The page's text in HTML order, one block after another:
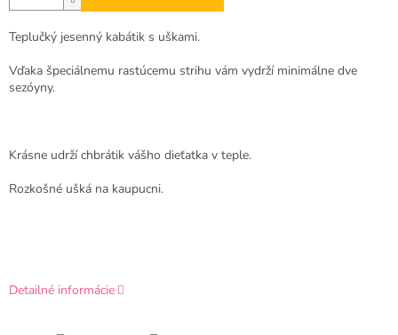
Teplučký jesenný kabátik s uškami.
Vďaka špeciálnemu rastúcemu strihu vám vydrží minimálne dve
sezóyny.
Krásne udrží chbrátik vášho dieťatka v teple.
Rozkošné ušká na kaupucni.
Detailné informácie